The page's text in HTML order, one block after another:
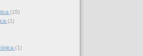
(15)
(1)
(1)